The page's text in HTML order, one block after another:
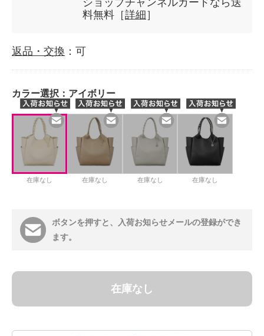
ショップチャンネルカードなら送
料無料［詳細 ］
返品・交換 ：可
カラー選択： アイボリー
在庫なし 在庫なし 在庫なし 在庫なし
ボタンを押すと、入荷お知らせメールの登録ができ
ます。
在庫なし